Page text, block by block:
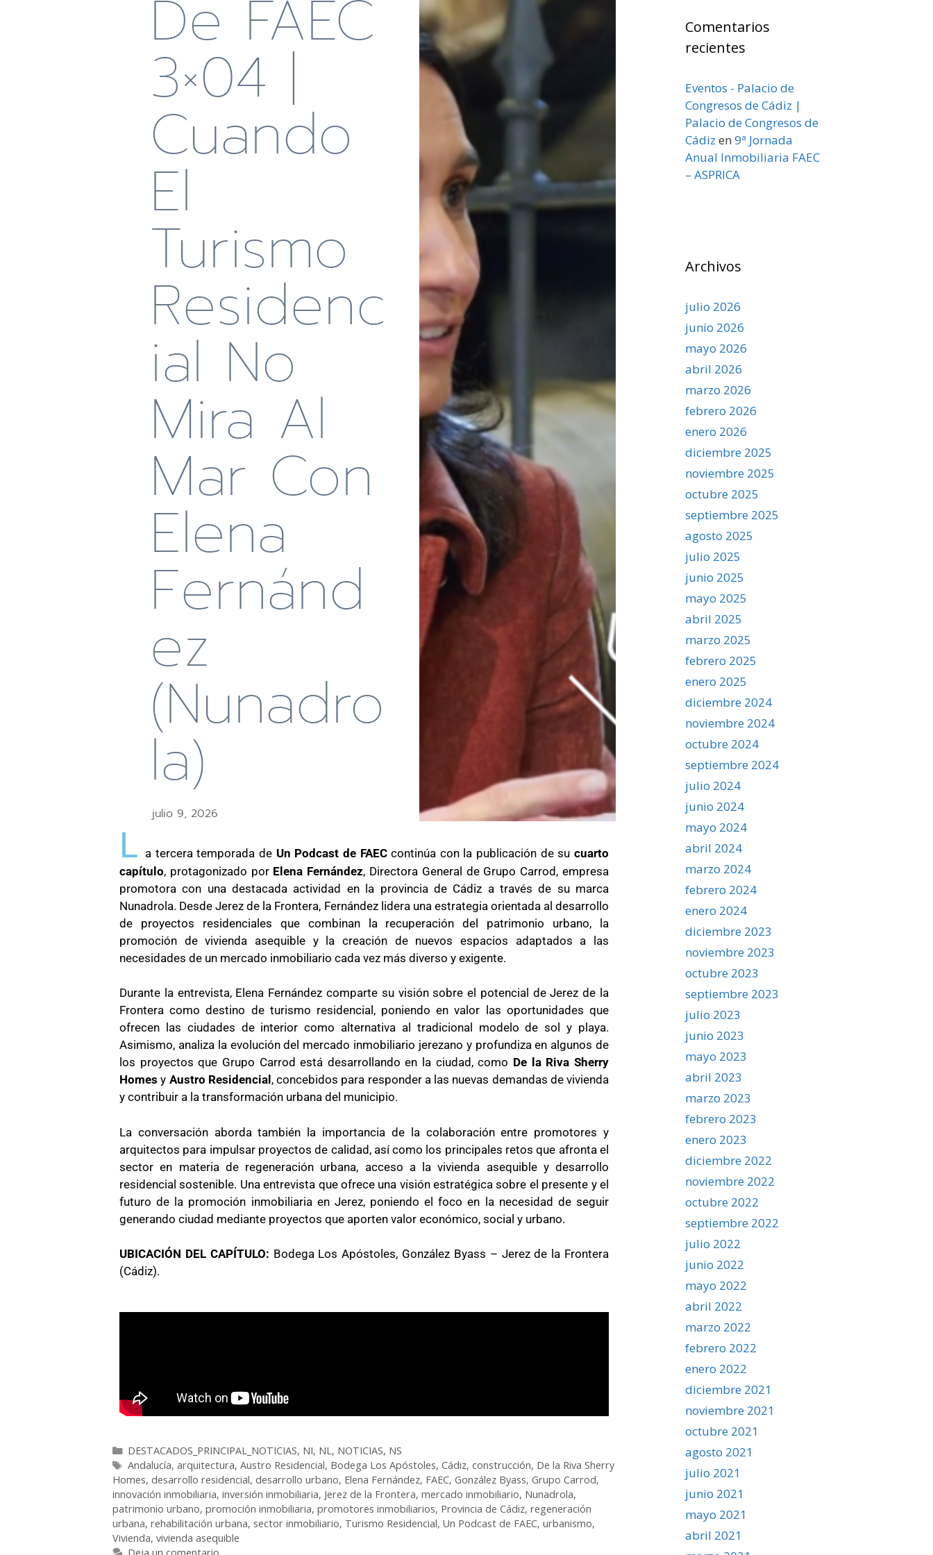
De FAEC
3×04 |
Cuando
El
Turismo
Residenc
Ial No
Mira Al
Mar Con
Elena
Fernánd
Ez
(Nunadro
La)
julio 9, 2026
L a tercera temporada de Un Podcast de FAECcontinúa con la publicación de sucuarto
capítulo, protagonizado por Elena Fernández, Directora General de Grupo Carrod, empresa
promotora con una destacada actividad en la provincia de Cádiz a través de su marca
Nunadrola. Desde Jerez de la Frontera, Fernández lidera una estrategia orientada al desarrollo
de proyectos residenciales que combinan la recuperación del patrimonio urbano, la
promoción de vivienda asequible y la creación de nuevos espacios adaptados a las
necesidades de un mercado inmobiliario cada vez más diverso y exigente.
Durante la entrevista, Elena Fernández comparte su visión sobre el potencial de Jerez de la
Frontera como destino de turismo residencial, poniendo en valor las oportunidades que
ofrecen las ciudades de interior como alternativa al tradicional modelo de sol y playa.
Asimismo, analiza la evolución del mercado inmobiliario jerezano y profundiza en algunos de
los proyectos que Grupo Carrod está desarrollando en la ciudad, como De la Riva Sherry
Homes y Austro Residencial , concebidos para responder a las nuevas demandas de vivienda
y contribuir a la transformación urbana del municipio.
La conversación aborda también la importancia de la colaboración entre promotores y
arquitectos para impulsar proyectos de calidad, así como los principales retos que afronta el
sector en materia de regeneración urbana, acceso a la vivienda asequible y desarrollo
residencial sostenible. Una entrevista que ofrece una visión estratégica sobre el presente y el
futuro de la promoción inmobiliaria en Jerez, poniendo el foco en la necesidad de seguir
generando ciudad mediante proyectos que aporten valor económico, social y urbano.
UBICACIÓN DEL CAPÍTULO: Bodega Los Apóstoles, González Byass – Jerez de la Frontera
(Cádiz).
DESTACADOS_PRINCIPAL_NOTICIAS, NI, NL , NOTICIAS, NS
Andalucía, arquitectura, Austro Residencial, Bodega Los Apóstoles, Cádiz, construcción, De la Riva Sherry
Homes, desarrollo residencial, desarrollo urbano, Elena Fernández, FAEC, González Byass, Grupo Carrod,
innovación inmobiliaria, inversión inmobiliaria, Jerez de la Frontera, mercado inmobiliario, Nunadrola,
patrimonio urbano, promoción inmobiliaria, promotores inmobiliarios, Provincia de Cádiz, regeneración
urbana, rehabilitación urbana, sector inmobiliario, Turismo Residencial, Un Podcast de FAEC, urbanismo,
Vivienda, vivienda asequible
Deja un comentario
Comentarios
recientes
Eventos - Palacio de
Congresos de Cádiz |
Palacio de Congresos de
Cádiz en 9ª Jornada
Anual Inmobiliaria FAEC
– ASPRICA
Archivos
julio 2026
junio 2026
mayo 2026
abril 2026
marzo 2026
febrero 2026
enero 2026
diciembre 2025
noviembre 2025
octubre 2025
septiembre 2025
agosto 2025
julio 2025
junio 2025
mayo 2025
abril 2025
marzo 2025
febrero 2025
enero 2025
diciembre 2024
noviembre 2024
octubre 2024
septiembre 2024
julio 2024
junio 2024
mayo 2024
abril 2024
marzo 2024
febrero 2024
enero 2024
diciembre 2023
noviembre 2023
octubre 2023
septiembre 2023
julio 2023
junio 2023
mayo 2023
abril 2023
marzo 2023
febrero 2023
enero 2023
diciembre 2022
noviembre 2022
octubre 2022
septiembre 2022
julio 2022
junio 2022
mayo 2022
abril 2022
marzo 2022
febrero 2022
enero 2022
diciembre 2021
noviembre 2021
octubre 2021
agosto 2021
julio 2021
junio 2021
mayo 2021
abril 2021